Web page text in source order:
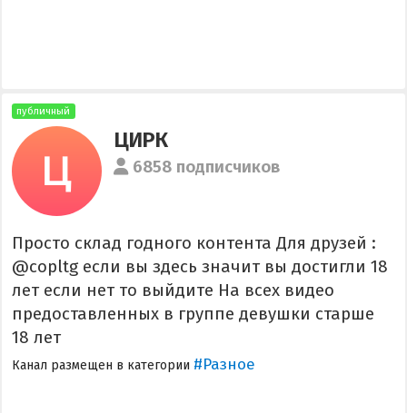
публичный
ЦИРК
6858 подписчиков
Просто склад годного контента Для друзей :
@copltg если вы здесь значит вы достигли 18
лет если нет то выйдите На всех видео
предоставленных в группе девушки старше
18 лет
Канал размещен в категории #Разное